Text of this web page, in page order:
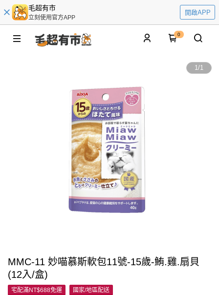
毛超有市
立刻使用官方APP
開啟APP
0
1/1
MMC-11 妙喵慕斯軟包11號-15歲-鮪.雞.扇貝
(12入/盒)
宅配滿NT$688免運 國家/地區配送